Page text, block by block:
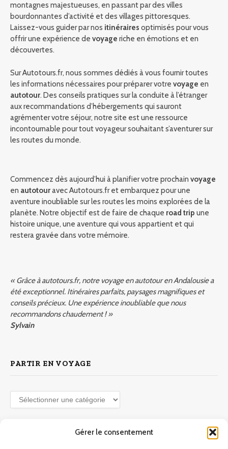
Gérer le consentement
montagnes majestueuses, en passant par des villes
bourdonnantes d’activité et des villages pittoresques.
Laissez-vous guider par nos itinéraires optimisés pour vous
offrir une expérience de voyage riche en émotions et en
découvertes.
Sur Autotours.fr, nous sommes dédiés à vous fournir toutes
les informations nécessaires pour préparer votre voyage en
autotour. Des conseils pratiques sur la conduite à l’étranger
aux recommandations d’hébergements qui sauront
agrémenter votre séjour, notre site est une ressource
incontournable pour tout voyageur souhaitant s’aventurer sur
les routes du monde.
Commencez dès aujourd’hui à planifier votre prochain voyage
en autotouravec Autotours.fr et embarquez pour une
aventure inoubliable sur les routes les moins explorées de la
planète. Notre objectif est de faire de chaque road trip une
histoire unique, une aventure qui vous appartient et qui
restera gravée dans votre mémoire.
« Grâce à autotours.fr, notre voyage en autotour en Andalousie a
été exceptionnel. Itinéraires parfaits, paysages magnifiques et
conseils précieux. Une expérience inoubliable que nous
recommandons chaudement ! »
Sylvain
PARTIR EN VOYAGE
Partir
en